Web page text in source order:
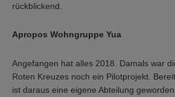
rückblickend.
Apropos Wohngruppe Yua
Angefangen hat alles 2018. Damals war
Roten Kreuzes noch ein Pilotprojekt.
ist daraus eine eigene Abteilung